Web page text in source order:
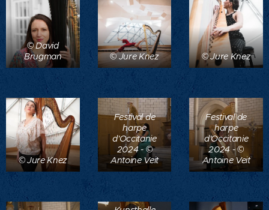
© David
Brugman
© Jure Knez © Jure Knez
© Jure Knez
Festival de
harpe
d'Occitanie
2024 - ©
Antoine Veit
Festival de
harpe
d'Occitanie
2024 - ©
Antoine Veit